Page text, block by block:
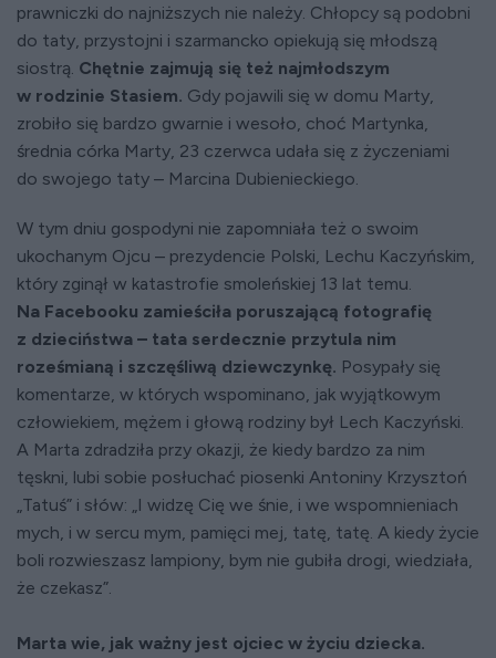
prawniczki do najniższych nie należy. Chłopcy są podobni
do taty, przystojni i szarmancko opiekują się młodszą
siostrą. Chętnie zajmują się też najmłodszym
w rodzinie Stasiem. Gdy pojawili się w domu Marty,
zrobiło się bardzo gwarnie i wesoło, choć Martynka,
średnia córka Marty, 23 czerwca udała się z życzeniami
do swojego taty – Marcina Dubienieckiego.
W tym dniu gospodyni nie zapomniała też o swoim
ukochanym Ojcu – prezydencie Polski, Lechu Kaczyńskim,
który zginął w katastrofie smoleńskiej 13 lat temu.
Na Facebooku zamieściła poruszającą fotografię
z dzieciństwa – tata serdecznie przytula nim
roześmianą i szczęśliwą dziewczynkę. Posypały się
komentarze, w których wspominano, jak wyjątkowym
człowiekiem, mężem i głową rodziny był Lech Kaczyński.
A Marta zdradziła przy okazji, że kiedy bardzo za nim
tęskni, lubi sobie posłuchać piosenki Antoniny Krzysztoń
„Tatuś” i słów: „I widzę Cię we śnie, i we wspomnieniach
mych, i w sercu mym, pamięci mej, tatę, tatę. A kiedy życie
boli rozwieszasz lampiony, bym nie gubiła drogi, wiedziała,
że czekasz”.
Marta wie, jak ważny jest ojciec w życiu dziecka.